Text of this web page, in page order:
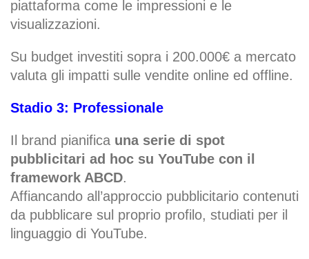
piattaforma come le impressioni e le
visualizzazioni.
Su budget investiti sopra i 200.000€ a mercato
valuta gli impatti sulle vendite online ed offline.
Stadio 3: Professionale
Il brand pianifica una serie di spot
pubblicitari ad hoc su YouTube con il
framework ABCD.
Affiancando all’approccio pubblicitario contenuti
da pubblicare sul proprio profilo, studiati per il
linguaggio di YouTube.